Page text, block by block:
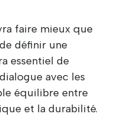
faire mieux que
définir une
essentiel de
avec les
équilibre entre
et la durabilité.